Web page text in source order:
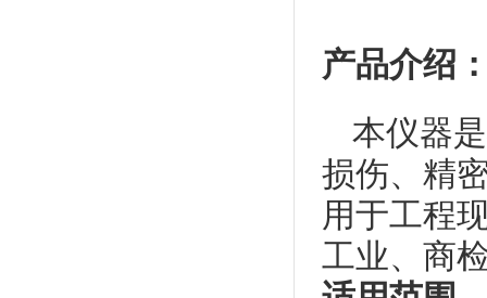
产品介绍
本仪器
损伤、精
用于工程
工业、商